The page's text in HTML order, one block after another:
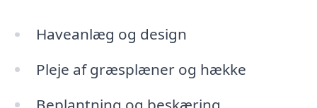
Haveanlæg og design
Pleje af græsplæner og hække